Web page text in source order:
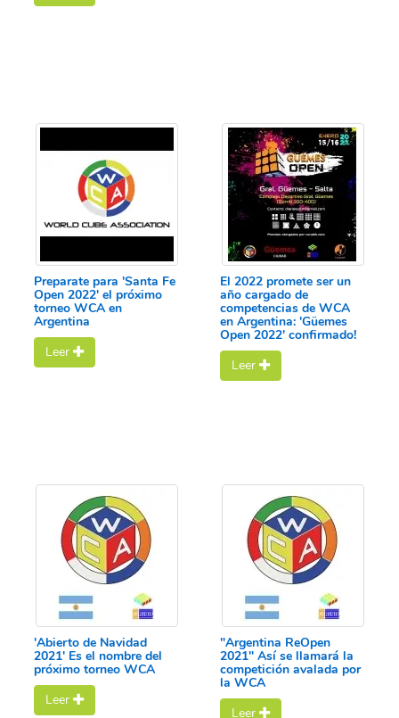
Preparate para 'Santa Fe
Open 2022' el próximo
torneo WCA en
Argentina
Leer
El 2022 promete ser un
año cargado de
competencias de WCA
en Argentina: 'Güemes
Open 2022' confirmado!
Leer
'Abierto de Navidad
2021' Es el nombre del
próximo torneo WCA
Leer
"Argentina ReOpen
2021" Así se llamará la
competición avalada por
la WCA
Leer